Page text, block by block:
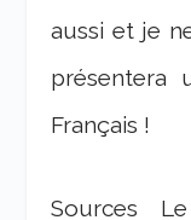
aussi et je
présentera
Français !
Sources